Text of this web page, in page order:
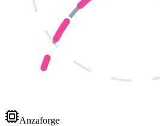
Anzaforge